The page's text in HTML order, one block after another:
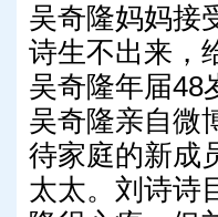
吴奇隆妈妈接
诗生不出来，
吴奇隆年届48
吴奇隆亲自微
待家庭的新成
太太。刘诗诗